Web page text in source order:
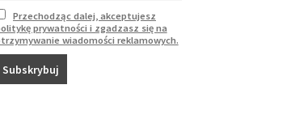
Przechodząc dalej, akceptujesz
prywatności i zgadzasz się na
wiadomości reklamowych.